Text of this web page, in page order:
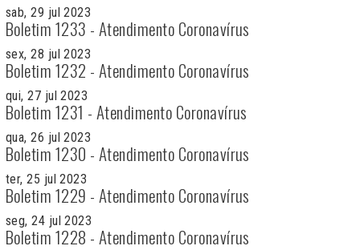
sab, 29 jul 2023
Boletim 1233 - Atendimento Coronavírus
sex, 28 jul 2023
Boletim 1232 - Atendimento Coronavírus
qui, 27 jul 2023
Boletim 1231 - Atendimento Coronavírus
qua, 26 jul 2023
Boletim 1230 - Atendimento Coronavírus
ter, 25 jul 2023
Boletim 1229 - Atendimento Coronavírus
seg, 24 jul 2023
Boletim 1228 - Atendimento Coronavírus